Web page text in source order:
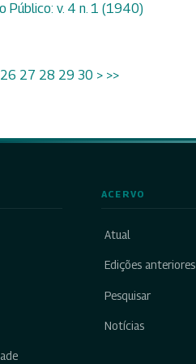
Público: v. 4 n. 1 (1940)
26 27 28 29 30 > >>
ACERVO
Atual
Edições anteriores
Pesquisar
Notícias